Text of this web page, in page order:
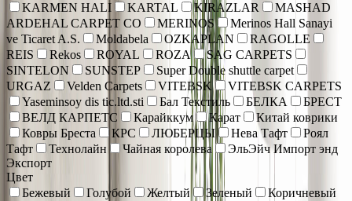
KARMEN HALI
KARTAL KIRAZLAR
MASHAD
ARDEHAL CARPET CO
MERINOS
Merinos Hall Sanayi
ve Ticaret A.S.
Moldabela OZKAPLAN
RAGOLLE
REIS
Rekos ROYAL ROZA
SAG CARPETS
SINTELON
SUNSTEP
Super Double shuttle carpet
URGAZ
Velden Carpets VITEBSK
VITEBSK CARPETS
Yaseminsoy dis tic.ltd.sti
Бал Текстиль БЕЛКА
БРЕСТ
ВЕЛД КАРПЕТС
Карайккум Карат
Китай коврики
Ковры Бреста
КРС ЛЮБЕРЦЫ Нева Тафт
Роял
Тафт
Технолайн Чайная королева
ЭльЭйч Импорт энд
Экспорт
Цвет
Бежевый
Голубой Желтый Зеленый
Коричневый